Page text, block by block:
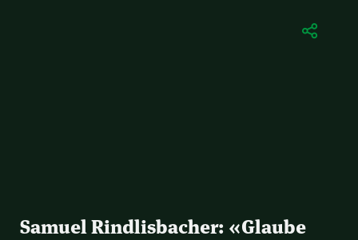
Samuel Rindlisbacher: «Glaube